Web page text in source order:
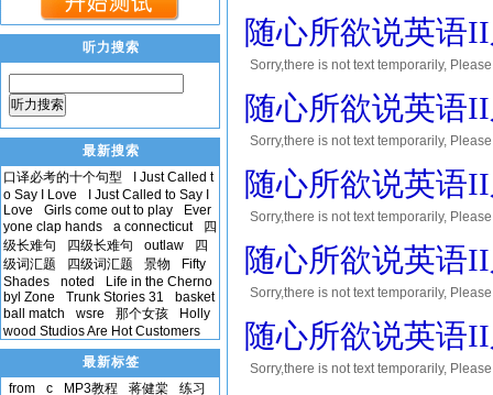
随心所欲说英语
Sorry,there is not text temporarily,
随心所欲说英语
Sorry,there is not text temporarily,
随心所欲说英语
Sorry,there is not text temporarily,
随心所欲说英语
Sorry,there is not text temporarily,
随心所欲说英语
Sorry,there is not text temporarily,
听力搜索
听力搜索
最新搜索
口译必考的十个句型
I Just Called t
o Say I Love
I Just Called to Say I
Love
Girls come out to play
Ever
yone clap hands
a connecticut
四
级长难句
四级长难句 outlaw
四
级词汇题
四级词汇题 景物
Fifty
Shades
noted
Life in the Cherno
byl Zone
Trunk Stories 31
basket
ball match
wsre 那个女孩
Holly
wood Studios Are Hot Customers
最新标签
from
c MP3教程 蒋健棠
练习